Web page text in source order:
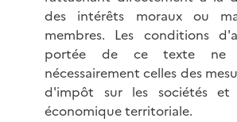
des intérêts moraux ou
membres. Les conditions
portée de ce texte ne
nécessairement celles des
d'impôt sur les sociétés
économique territoriale.